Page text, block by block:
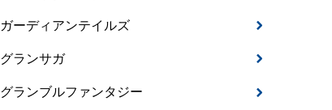
ガーディアンテイルズ
グランサガ
グランブルファンタジー